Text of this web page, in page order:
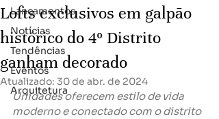
Lançamentos
Notícias
Tendências
Eventos
Arquitetura
Lofts exclusivos em galpão
histórico do 4º Distrito
ganham decorado
Atualizado: 30 de abr. de 2024
Unidades oferecem estilo de vida
moderno e conectado com o distrito